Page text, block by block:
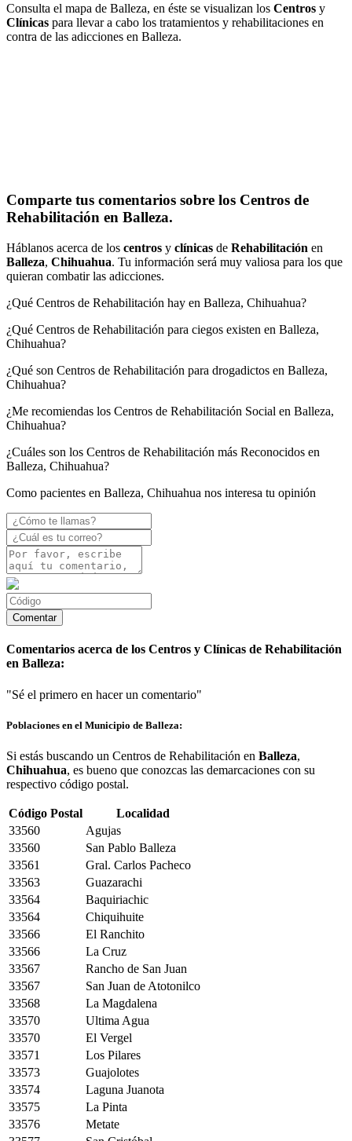
Consulta el mapa de Balleza, en éste se visualizan los Centros y
Clínicas para llevar a cabo los tratamientos y rehabilitaciones en
contra de las adicciones en Balleza.
Comparte tus comentarios sobre los Centros de
Rehabilitación en Balleza.
Háblanos acerca de los centros y clínicas de Rehabilitación en
Balleza, Chihuahua. Tu información será muy valiosa para los que
quieran combatir las adicciones.
¿Qué Centros de Rehabilitación hay en Balleza, Chihuahua?
¿Qué Centros de Rehabilitación para ciegos existen en Balleza,
Chihuahua?
¿Qué son Centros de Rehabilitación para drogadictos en Balleza,
Chihuahua?
¿Me recomiendas los Centros de Rehabilitación Social en Balleza,
Chihuahua?
¿Cuáles son los Centros de Rehabilitación más Reconocidos en
Balleza, Chihuahua?
Como pacientes en Balleza, Chihuahua nos interesa tu opinión
Comentarios acerca de los Centros y Clínicas de Rehabilitación
en Balleza:
"Sé el primero en hacer un comentario"
Poblaciones en el Municipio de Balleza:
Si estás buscando un Centros de Rehabilitación en Balleza,
Chihuahua, es bueno que conozcas las demarcaciones con su
respectivo código postal.
Código Postal
Localidad
33560
Agujas
33560
San Pablo Balleza
33561
Gral. Carlos Pacheco
33563
Guazarachi
33564
Baquiriachic
33564
Chiquihuite
33566
El Ranchito
33566
La Cruz
33567
Rancho de San Juan
33567
San Juan de Atotonilco
33568
La Magdalena
33570
Ultima Agua
33570
El Vergel
33571
Los Pilares
33573
Guajolotes
33574
Laguna Juanota
33575
La Pinta
33576
Metate